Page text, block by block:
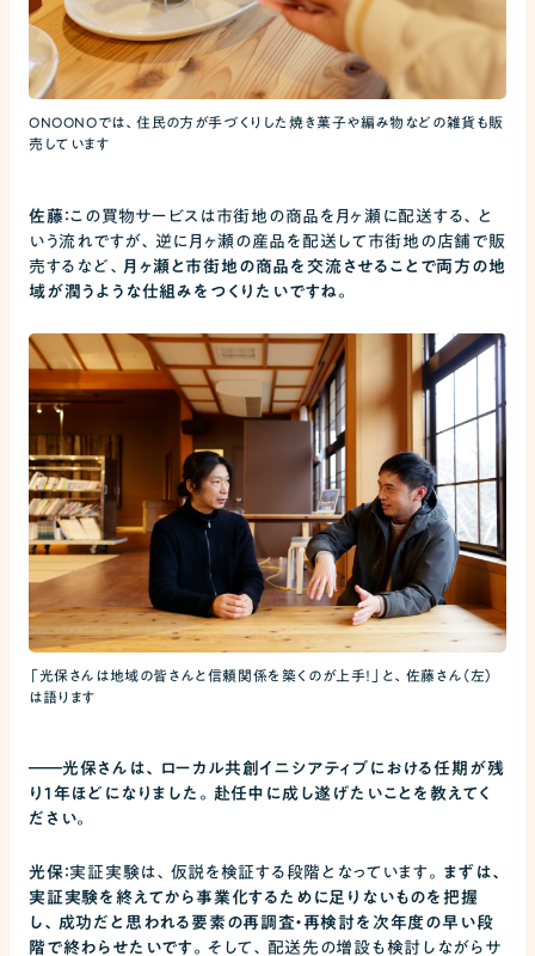
ONOONOでは、住民の方が手づくりした焼き菓子や編み物などの雑貨も販
売しています
佐藤：この買物サービスは市街地の商品を月ヶ瀬に配送する、と
いう流れですが、逆に月ヶ瀬の産品を配送して市街地の店舗で販
売するなど、 月ヶ瀬と市街地の商品を交流させることで両方の地
域が潤うような仕組みをつくりたいですね。
「光保さんは地域の皆さんと信頼関係を築くのが上手！」と、佐藤さん（左）
は語ります
――光保さんは、ローカル共創イニシアティブにおける任期が残
り1年ほどになりました。赴任中に成し遂げたいことを教えてく
ださい。
光保：実証実験は、仮説を検証する段階となっています。 まずは、
実証実験を終えてから事業化するために足りないものを把握
し、成功だと思われる要素の再調査・再検討を次年度の早い段
階で終わらせたいです。 そして、配送先の増設も検討しながらサ